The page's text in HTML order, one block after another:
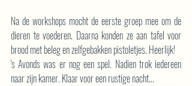
Na de workshops mocht de eerste groep mee om de
dieren te voederen. Daarna konden ze aan tafel voor
brood met beleg en zelfgebakken pistoletjes. Heerlijk!
's Avonds was er nog een spel. Nadien trok iedereen
naar zijn kamer. Klaar voor een rustige nacht...